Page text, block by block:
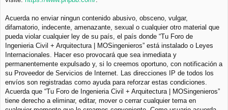
Acuerda no enviar ningun contenido abusivo, obsceno, vulgar,
difamatorio, indecente, amenazante, sexual o cualquier otro material que
pueda violar cualquier ley de su país, el país donde “Tu Foro de
Ingenieria Civil + Arquitectura | MOSingenieros” está instalado o Leyes
Internacionales. Hacer eso provocará que sea inmediata y
permanentemente expulsado y, si lo creemos oportuno, con notificación a
su Proveedor de Servicios de Internet. Las direcciones IP de todos los
envíos son registradas como ayuda para reforzar estas condiciones.
Acuerda que “Tu Foro de Ingenieria Civil + Arquitectura | MOSingenieros”
tiene derecho a eliminar, editar, mover o cerrar cualquier tema en